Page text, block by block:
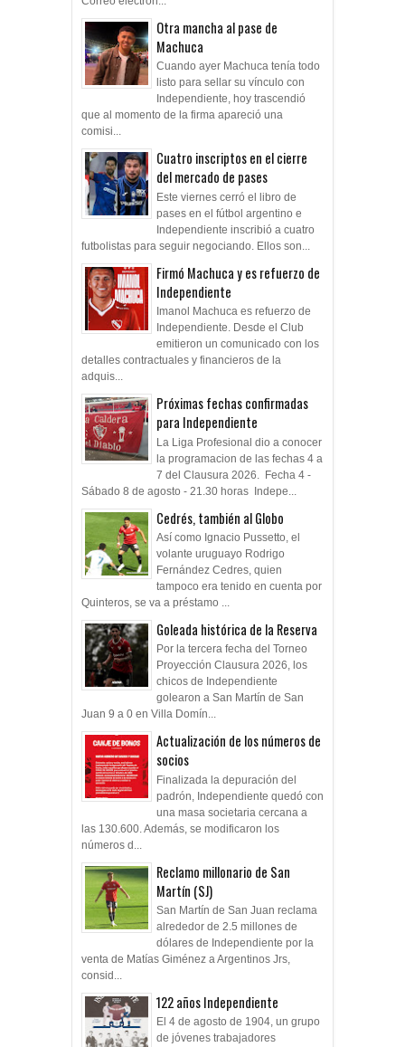
Otra mancha al pase de
Machuca
Cuando ayer Machuca tenía todo
listo para sellar su vínculo con
Independiente, hoy trascendió
que al momento de la firma apareció una
comisi...
Cuatro inscriptos en el cierre
del mercado de pases
Este viernes cerró el libro de
pases en el fútbol argentino e
Independiente inscribió a cuatro
futbolistas para seguir negociando. Ellos son...
Firmó Machuca y es refuerzo de
Independiente
Imanol Machuca es refuerzo de
Independiente. Desde el Club
emitieron un comunicado con los
detalles contractuales y financieros de la
adquis...
Próximas fechas confirmadas
para Independiente
La Liga Profesional dio a conocer
la programacion de las fechas 4 a
7 del Clausura 2026. Fecha 4 -
Sábado 8 de agosto - 21.30 horas Indepe...
Cedrés, también al Globo
Así como Ignacio Pussetto, el
volante uruguayo Rodrigo
Fernández Cedres, quien
tampoco era tenido en cuenta por
Quinteros, se va a préstamo ...
Goleada histórica de la Reserva
Por la tercera fecha del Torneo
Proyección Clausura 2026, los
chicos de Independiente
golearon a San Martín de San
Juan 9 a 0 en Villa Domín...
Actualización de los números de
socios
Finalizada la depuración del
padrón, Independiente quedó con
una masa societaria cercana a
las 130.600. Además, se modificaron los
números d...
Reclamo millonario de San
Martín (SJ)
San Martín de San Juan reclama
alrededor de 2.5 millones de
dólares de Independiente por la
venta de Matías Giménez a Argentinos Jrs,
consid...
122 años Independiente
El 4 de agosto de 1904, un grupo
de jóvenes trabajadores